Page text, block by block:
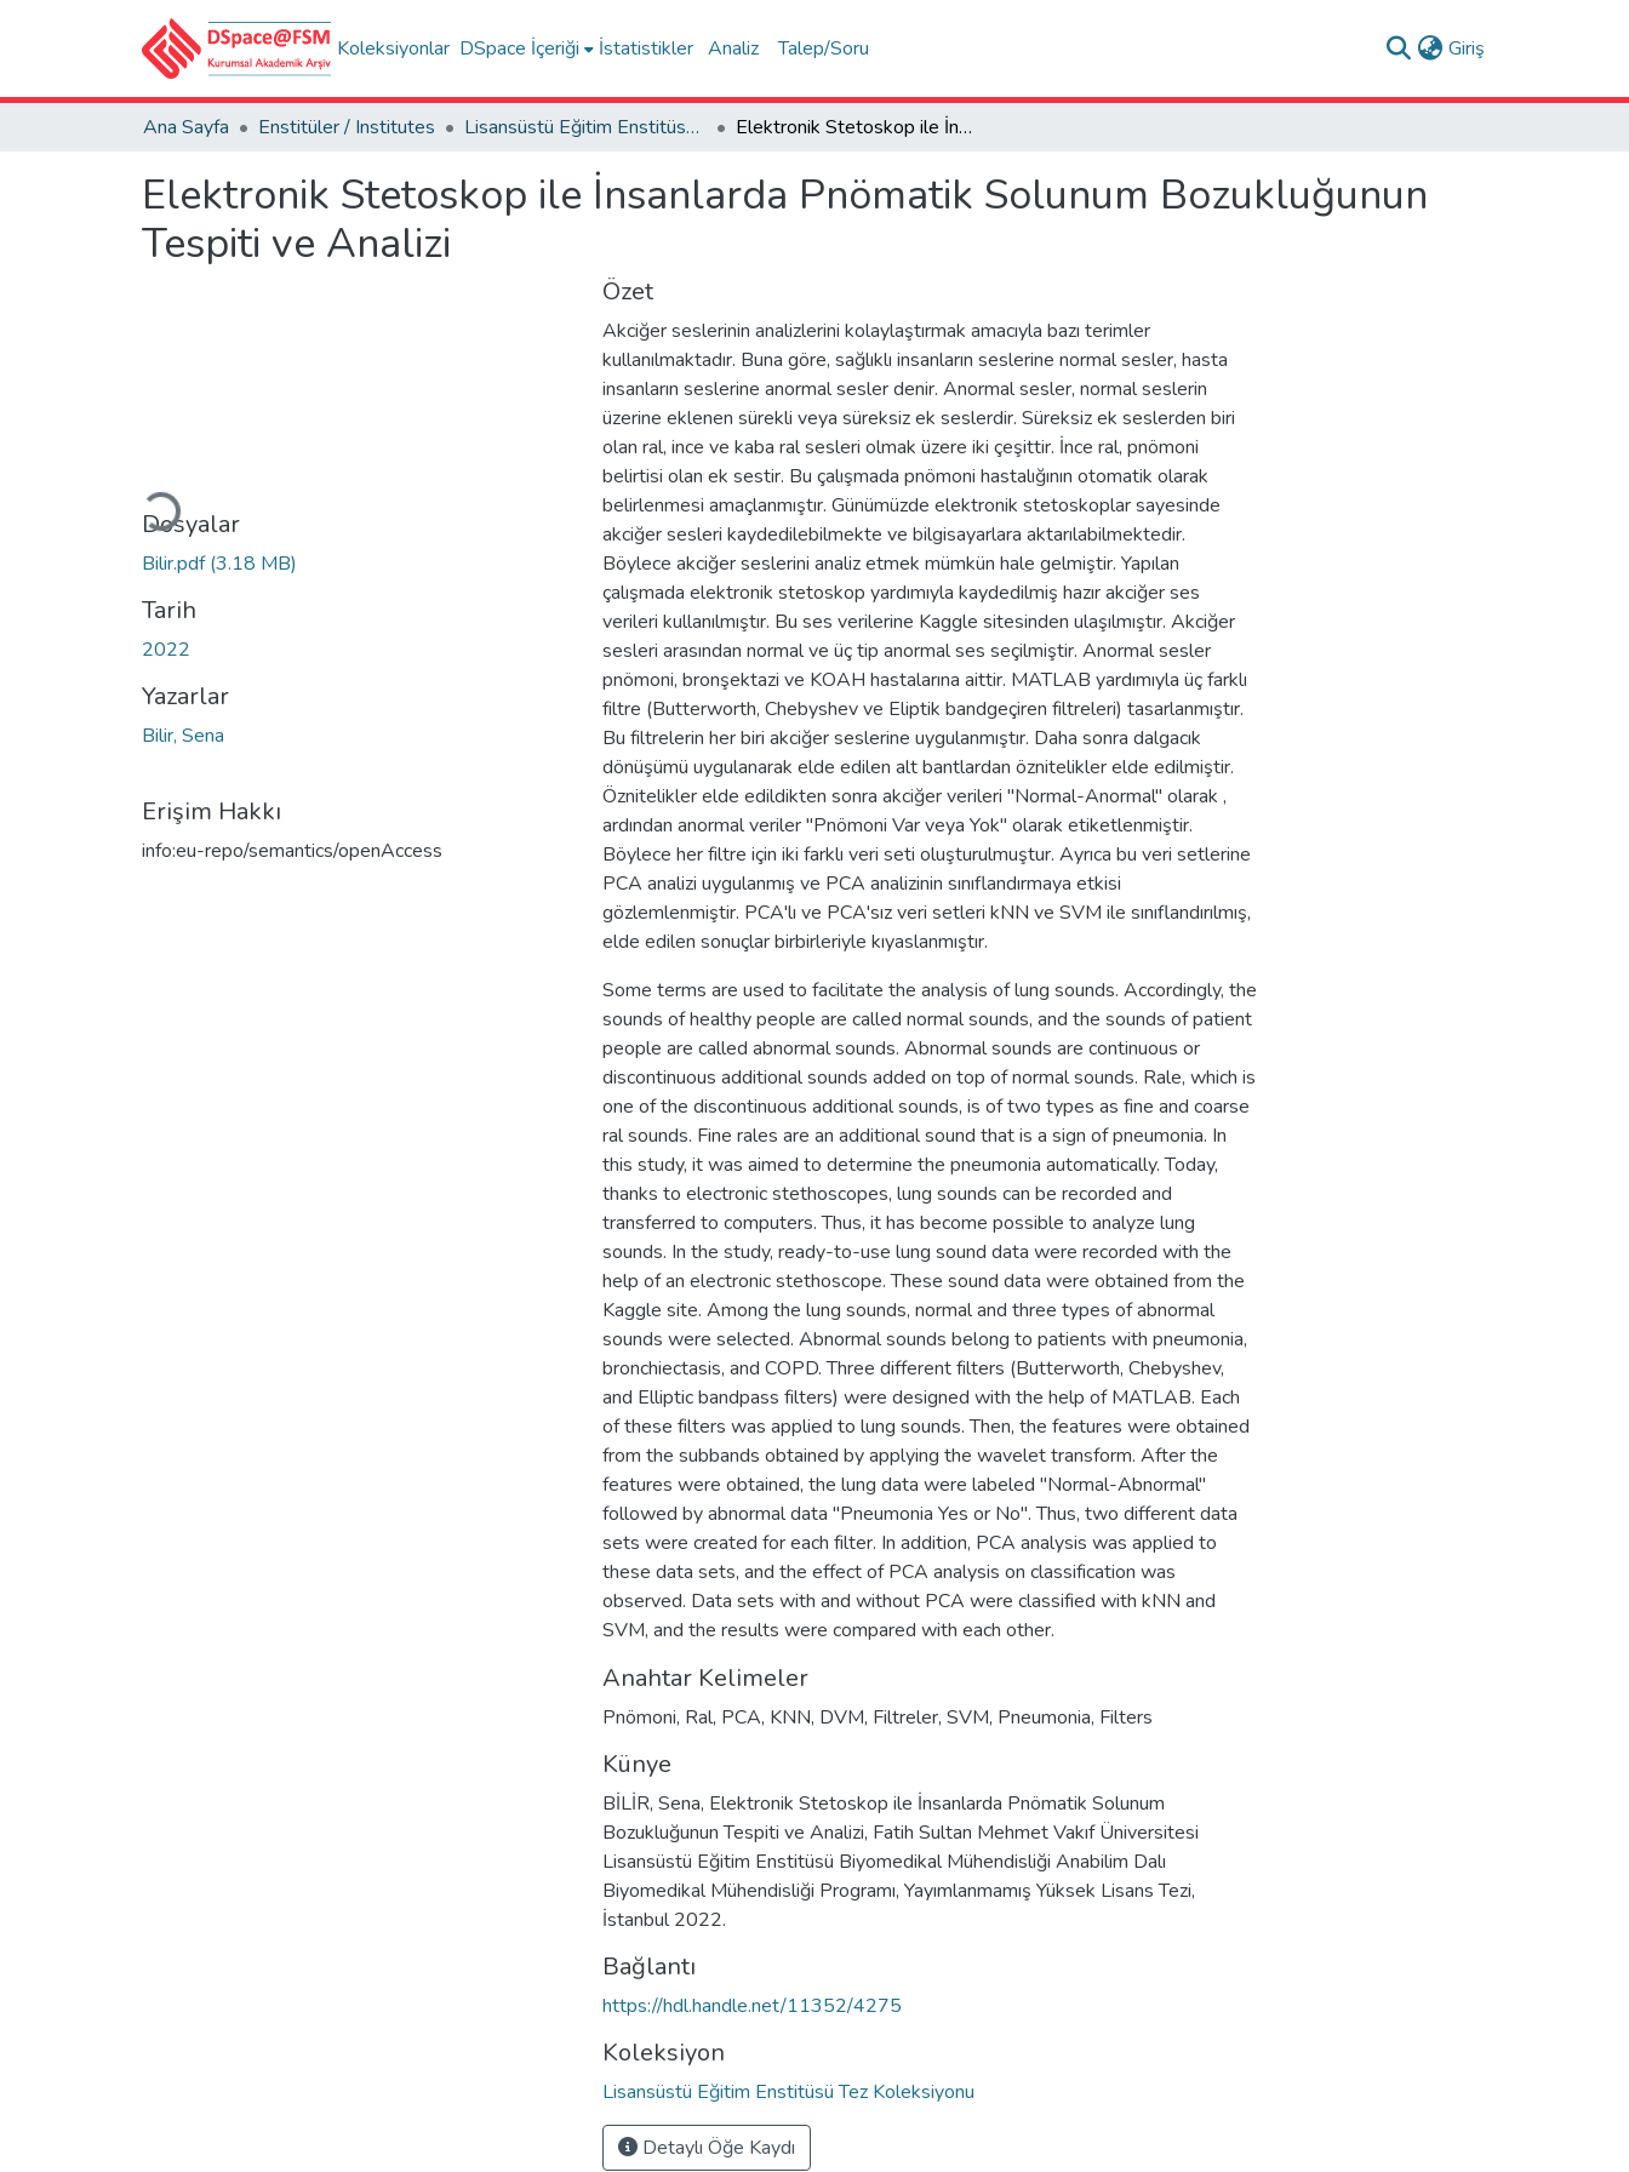
Koleksiyonlar DSpace İçeriği İstatistikler Analiz Talep/Soru Giriş
Ana Sayfa Enstitüler / Institutes Lisansüstü Eğitim Enstitüsü Tez Koleksiyonu Elektronik Stetoskop ile İnsanlarda Pnömatik Solunum Bozukluğunun Tespiti ve Analizi
Elektronik Stetoskop ile İnsanlarda Pnömatik Solunum Bozukluğunun
Tespiti ve Analizi
Yükleniyor...
Dosyalar
Bilir.pdf(3.18 MB)
Tarih
2022
Yazarlar
Bilir, Sena
Erişim Hakkı
info:eu-repo/semantics/openAccess
Özet
Akciğer seslerinin analizlerini kolaylaştırmak amacıyla bazı terimler
kullanılmaktadır. Buna göre, sağlıklı insanların seslerine normal sesler, hasta
insanların seslerine anormal sesler denir. Anormal sesler, normal seslerin
üzerine eklenen sürekli veya süreksiz ek seslerdir. Süreksiz ek seslerden biri
olan ral, ince ve kaba ral sesleri olmak üzere iki çeşittir. İnce ral, pnömoni
belirtisi olan ek sestir. Bu çalışmada pnömoni hastalığının otomatik olarak
belirlenmesi amaçlanmıştır. Günümüzde elektronik stetoskoplar sayesinde
akciğer sesleri kaydedilebilmekte ve bilgisayarlara aktarılabilmektedir.
Böylece akciğer seslerini analiz etmek mümkün hale gelmiştir. Yapılan
çalışmada elektronik stetoskop yardımıyla kaydedilmiş hazır akciğer ses
verileri kullanılmıştır. Bu ses verilerine Kaggle sitesinden ulaşılmıştır. Akciğer
sesleri arasından normal ve üç tip anormal ses seçilmiştir. Anormal sesler
pnömoni, bronşektazi ve KOAH hastalarına aittir. MATLAB yardımıyla üç farklı
filtre (Butterworth, Chebyshev ve Eliptik bandgeçiren filtreleri) tasarlanmıştır.
Bu filtrelerin her biri akciğer seslerine uygulanmıştır. Daha sonra dalgacık
dönüşümü uygulanarak elde edilen alt bantlardan öznitelikler elde edilmiştir.
Öznitelikler elde edildikten sonra akciğer verileri "Normal-Anormal" olarak ,
ardından anormal veriler "Pnömoni Var veya Yok" olarak etiketlenmiştir.
Böylece her filtre için iki farklı veri seti oluşturulmuştur. Ayrıca bu veri setlerine
PCA analizi uygulanmış ve PCA analizinin sınıflandırmaya etkisi
gözlemlenmiştir. PCA'lı ve PCA'sız veri setleri kNN ve SVM ile sınıflandırılmış,
elde edilen sonuçlar birbirleriyle kıyaslanmıştır.
Some terms are used to facilitate the analysis of lung sounds. Accordingly, the
sounds of healthy people are called normal sounds, and the sounds of patient
people are called abnormal sounds. Abnormal sounds are continuous or
discontinuous additional sounds added on top of normal sounds. Rale, which is
one of the discontinuous additional sounds, is of two types as fine and coarse
ral sounds. Fine rales are an additional sound that is a sign of pneumonia. In
this study, it was aimed to determine the pneumonia automatically. Today,
thanks to electronic stethoscopes, lung sounds can be recorded and
transferred to computers. Thus, it has become possible to analyze lung
sounds. In the study, ready-to-use lung sound data were recorded with the
help of an electronic stethoscope. These sound data were obtained from the
Kaggle site. Among the lung sounds, normal and three types of abnormal
sounds were selected. Abnormal sounds belong to patients with pneumonia,
bronchiectasis, and COPD. Three different filters (Butterworth, Chebyshev,
and Elliptic bandpass filters) were designed with the help of MATLAB. Each
of these filters was applied to lung sounds. Then, the features were obtained
from the subbands obtained by applying the wavelet transform. After the
features were obtained, the lung data were labeled "Normal-Abnormal"
followed by abnormal data "Pneumonia Yes or No". Thus, two different data
sets were created for each filter. In addition, PCA analysis was applied to
these data sets, and the effect of PCA analysis on classification was
observed. Data sets with and without PCA were classified with kNN and
SVM, and the results were compared with each other.
Anahtar Kelimeler
Pnömoni, Ral, PCA, KNN, DVM, Filtreler, SVM, Pneumonia, Filters
Künye
BİLİR, Sena, Elektronik Stetoskop ile İnsanlarda Pnömatik Solunum
Bozukluğunun Tespiti ve Analizi, Fatih Sultan Mehmet Vakıf Üniversitesi
Lisansüstü Eğitim Enstitüsü Biyomedikal Mühendisliği Anabilim Dalı
Biyomedikal Mühendisliği Programı, Yayımlanmamış Yüksek Lisans Tezi,
İstanbul 2022.
Bağlantı
https://hdl.handle.net/11352/4275
Koleksiyon
Lisansüstü Eğitim Enstitüsü Tez Koleksiyonu
Detaylı Öğe Kaydı